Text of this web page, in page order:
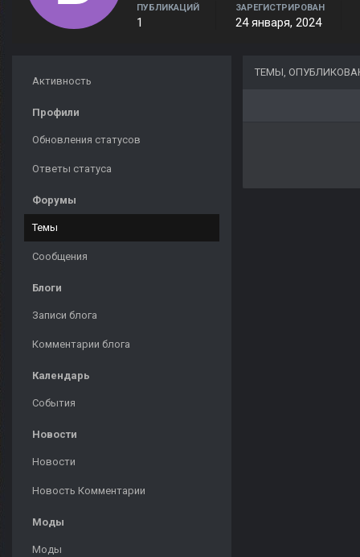
ПУБЛИКАЦИЙ
1
ЗАРЕГИСТРИРОВАН
24 января, 2024
Активность
Профили
Обновления статусов
Ответы статуса
Форумы
Темы
Сообщения
Блоги
Записи блога
Комментарии блога
Календарь
События
Новости
Новости
Новость Комментарии
Моды
Моды
ТЕМЫ,